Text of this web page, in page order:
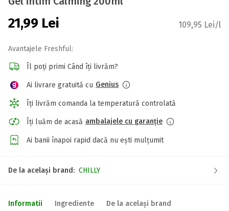
21,99 Lei 109,95 Lei/l
Avantajele Freshful:
Îl poți primi Când îți livrăm?
Ai livrare gratuită cu Genius
Îți livrăm comanda la temperatură controlată
Îți luăm de acasă ambalajele cu garanție
Ai banii înapoi rapid dacă nu ești mulțumit
De la același brand: CHILLY
Informatii Ingrediente De la același brand